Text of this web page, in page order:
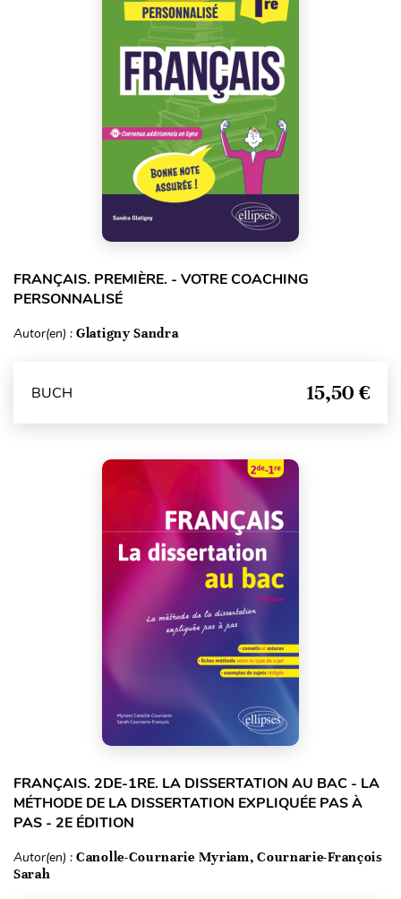
FRANÇAIS. PREMIÈRE. - VOTRE COACHING
PERSONNALISÉ
Autor(en) : Glatigny Sandra
BUCH 15,50 €
FRANÇAIS. 2DE-1RE. LA DISSERTATION AU BAC - LA
MÉTHODE DE LA DISSERTATION EXPLIQUÉE PAS À
PAS - 2E ÉDITION
Autor(en) : Canolle-Cournarie Myriam, Cournarie-François
Sarah